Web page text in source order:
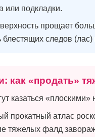
или подкладки.
прощает
блестящих следов
как «продать»
казаться
прокатный атлас
тяжелых фалд